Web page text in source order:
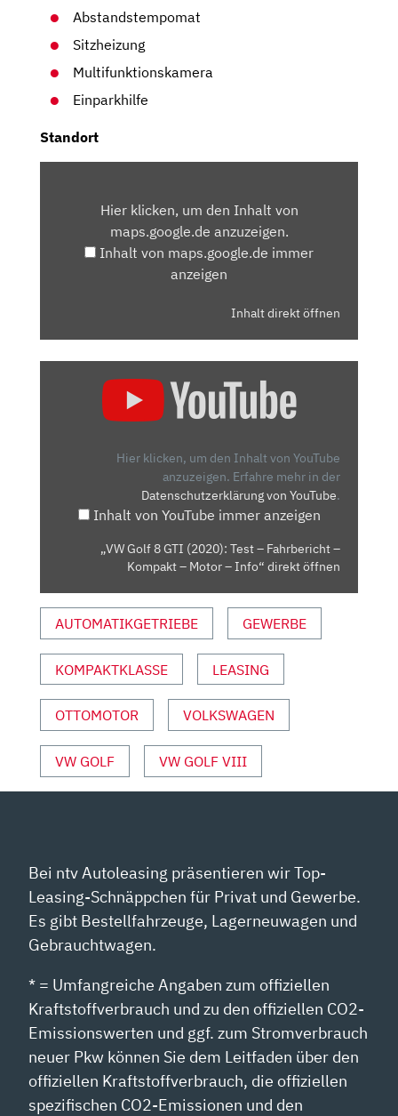
Abstandstempomat
Sitzheizung
Multifunktionskamera
Einparkhilfe
Standort
MAPS.GOOGLE.DEHier klicken, um den Inhalt von
maps.google.de anzuzeigen.
Inhalt von maps.google.de immer
anzeigen
Inhalt direkt öffnen
FAHRBERICHT
MOTOR
VON
YOUTUBE
ANZEIGEN
Hier klicken, um den Inhalt von YouTube
anzuzeigen. Erfahre mehr in der
Datenschutzerklärung von YouTube.
Inhalt von YouTube immer anzeigen
„VW Golf 8 GTI (2020): Test – Fahrbericht –
Kompakt – Motor – Info“ direkt öffnen
AUTOMATIKGETRIEBE GEWERBE
KOMPAKTKLASSE LEASING
OTTOMOTOR VOLKSWAGEN
VW GOLF VW GOLF VIII
Bei ntv Autoleasing präsentieren wir Top-
Leasing-Schnäppchen für Privat und Gewerbe.
Es gibt Bestellfahrzeuge, Lagerneuwagen und
Gebrauchtwagen.
* = Umfangreiche Angaben zum offiziellen
Kraftstoffverbrauch und zu den offiziellen CO2-
Emissionswerten und ggf. zum Stromverbrauch
neuer Pkw können Sie dem Leitfaden über den
offiziellen Kraftstoffverbrauch, die offiziellen
spezifischen CO2-Emissionen und den